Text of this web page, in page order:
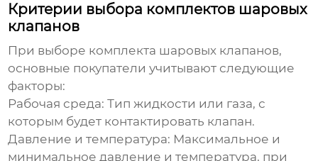
Критерии выбора комплектов шаровых
клапанов
При выборе комплекта шаровых клапанов,
основные покупатели учитывают следующие
факторы:
Рабочая среда: Тип жидкости или газа, с
которым будет контактировать клапан.
Давление и температура: Максимальное и
минимальное давление и температура, при